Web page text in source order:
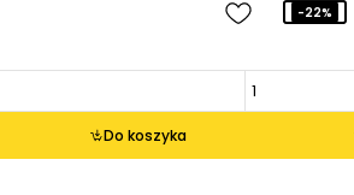
Do koszyka
-22%